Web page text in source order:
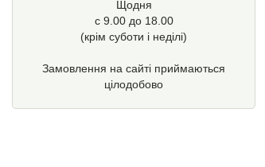
Щодня
с 9.00 до 18.00
(крім суботи і неділі)
Замовлення на сайті приймаються
цілодобово